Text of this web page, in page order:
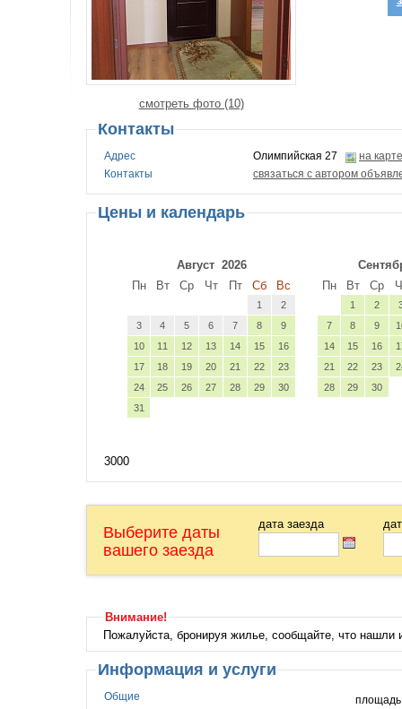
смотреть фото (10)
Контакты
Адрес Олимпийская 27
на карте
Контакты
связаться с автором
Цены и календарь
Август 2026
Пн
Вт Ср Чт Пт Сб Вс
1
2
3
4 5 6 7 8
9
10
11 12 13 14 15
16
17
18 19 20 21 22
23
24
25 26 27 28 29
30
31
Пн
Вт Ср
1 2
7
8 9
14
15 16
21
22 23
28
29 30
3000
Выберите даты
вашего заезда
дата заезда
Внимание!
Пожалуйста, бронируя жилье, сообщайте, что
Информация и услуги
Общие